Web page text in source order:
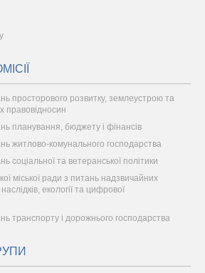
просторового розвитку, землеустрою та
правовідносин
планування, бюджету і фінансів
житлово-комунального господарства
соціальної та ветеранської політики
міської ради з питань надзвичайних
наслідків, екології та цифрової
транспорту і дорожнього господарства